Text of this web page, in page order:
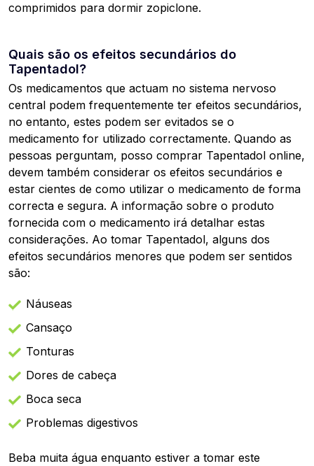
comprimidos para dormir zopiclone.
Quais são os efeitos secundários do
Tapentadol?
Os medicamentos que actuam no sistema nervoso
central podem frequentemente ter efeitos secundários,
no entanto, estes podem ser evitados se o
medicamento for utilizado correctamente. Quando as
pessoas perguntam, posso comprar Tapentadol online,
devem também considerar os efeitos secundários e
estar cientes de como utilizar o medicamento de forma
correcta e segura. A informação sobre o produto
fornecida com o medicamento irá detalhar estas
considerações. Ao tomar Tapentadol, alguns dos
efeitos secundários menores que podem ser sentidos
são:
Náuseas
Cansaço
Tonturas
Dores de cabeça
Boca seca
Problemas digestivos
Beba muita água enquanto estiver a tomar este